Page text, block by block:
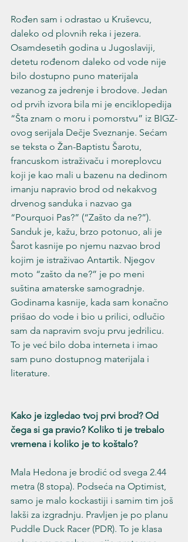
Rođen sam i odrastao u Kruševcu,
daleko od plovnih reka i jezera.
Osamdesetih godina u Jugoslaviji,
detetu rođenom daleko od vode nije
bilo dostupno puno materijala
vezanog za jedrenje i brodove. Jedan
od prvih izvora bila mi je enciklopedija
“Šta znam o moru i pomorstvu” iz BIGZ-
ovog serijala Dečje Sveznanje. Sećam
se teksta o Žan-Baptistu Šarotu,
francuskom istraživaču i moreplovcu
koji je kao mali u bazenu na dedinom
imanju napravio brod od nekakvog
drvenog sanduka i nazvao ga
“Pourquoi Pas?” (“Zašto da ne?”).
Sanduk je, kažu, brzo potonuo, ali je
Šarot kasnije po njemu nazvao brod
kojim je istraživao Antartik. Njegov
moto “zašto da ne?” je po meni
suština amaterske samogradnje.
Godinama kasnije, kada sam konačno
prišao do vode i bio u prilici, odlučio
sam da napravim svoju prvu jedrilicu.
To je već bilo doba interneta i imao
sam puno dostupnog materijala i
literature.
Kako je izgledao tvoj prvi brod? Od
čega si ga pravio? Koliko ti je trebalo
vremena i koliko je to koštalo?
Mala Hedona je brodić od svega 2.44
metra (8 stopa). Podseća na Optimist,
samo je malo kockastiji i samim tim još
lakši za izgradnju. Pravljen je po planu
Puddle Duck Racer (PDR). To je klasa